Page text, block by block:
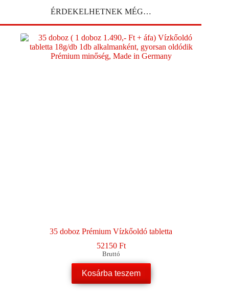
ÉRDEKELHETNEK MÉG…
35 doboz Prémium Vízkőoldó tabletta
52150 Ft
Bruttó
Kosárba teszem